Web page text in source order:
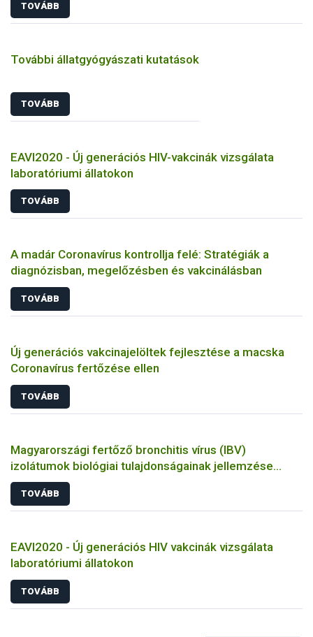
TOVÁBB
További állatgyógyászati kutatások
TOVÁBB
EAVI2020 - Új generációs HIV-vakcinák vizsgálata
laboratóriumi állatokon
TOVÁBB
A madár Coronavírus kontrollja felé: Stratégiák a
diagnózisban, megelőzésben és vakcinálásban
TOVÁBB
Új generációs vakcinajelöltek fejlesztése a macska
Coronavírus fertőzése ellen
TOVÁBB
Magyarországi fertőző bronchitis vírus (IBV)
izolátumok biológiai tulajdonságainak jellemzése
állatkísérletes és molekuláris biológiai eszközökkel
TOVÁBB
EAVI2020 - Új generációs HIV vakcinák vizsgálata
laboratóriumi állatokon
TOVÁBB